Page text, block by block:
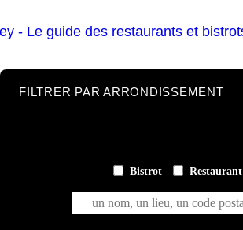
FILTRER PAR ARRONDISSEMENT
Bistrot Restaurant
un nom, un lieu, un code postal ...